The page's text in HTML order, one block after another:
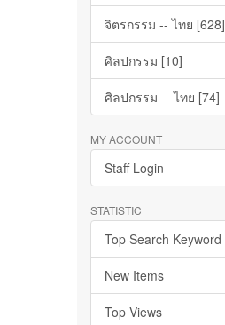
จิตรกรรม -- ไทย [628]
ศิลปกรรม [10]
ศิลปกรรม -- ไทย [74]
MY ACCOUNT
Staff Login
STATISTIC
Top Search Keyword
New Items
Top Views